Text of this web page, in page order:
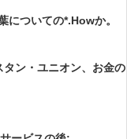
についての*.Howか。
ン・ユニオン、お金